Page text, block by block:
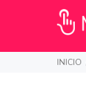
INICIO